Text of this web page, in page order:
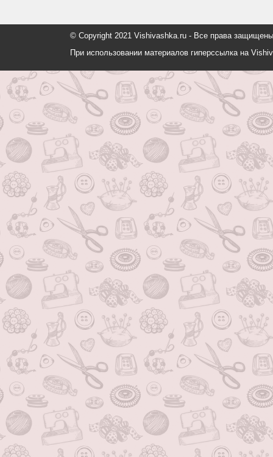
© Copyright 2021 Vishivashka.ru - Все права
При использовании материалов гиперссылка на